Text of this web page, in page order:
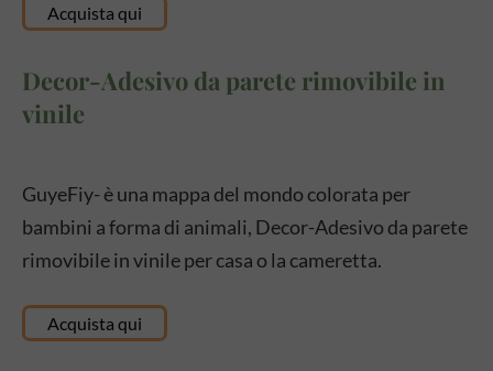
Acquista qui
Decor-Adesivo da parete rimovibile in
vinile
GuyeFiy- è una mappa del mondo colorata per
bambini a forma di animali, Decor-Adesivo da parete
rimovibile in vinile per casa o la cameretta.
Acquista qui